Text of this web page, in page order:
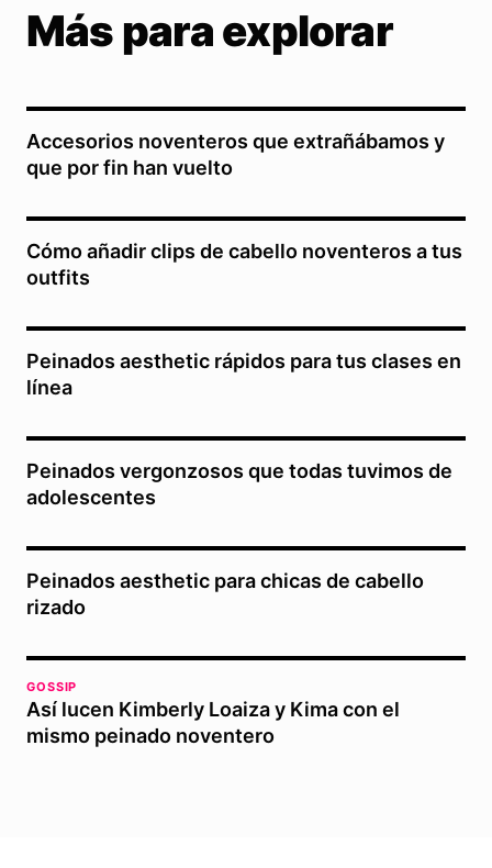
Más para explorar
Accesorios noventeros que extrañábamos y
que por fin han vuelto
Cómo añadir clips de cabello noventeros a tus
outfits
Peinados aesthetic rápidos para tus clases en
línea
Peinados vergonzosos que todas tuvimos de
adolescentes
Peinados aesthetic para chicas de cabello
rizado
GOSSIP
Así lucen Kimberly Loaiza y Kima con el
mismo peinado noventero